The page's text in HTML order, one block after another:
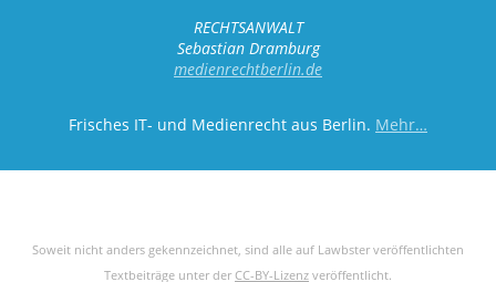
RECHTSANWALT
Sebastian Dramburg
medienrechtberlin.de
Frisches IT- und Medienrecht aus Berlin. Mehr…
Soweit nicht anders gekennzeichnet, sind alle auf Lawbster veröffentlichten
Textbeiträge unter der CC-BY-Lizenz veröffentlicht.